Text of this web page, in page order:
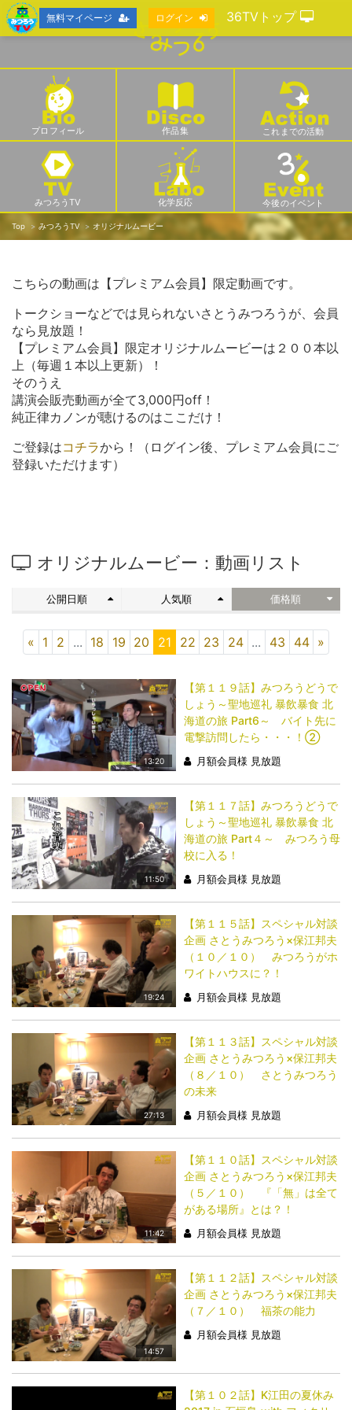
プロフィール 作品集 これまでの活動
みつろうTV 化学反応 今後のイベント
Top みつろうTV オリジナルムービー
こちらの動画は【プレミアム会員】限定動画です。
トークショーなどでは見られないさとうみつろうが、会員
なら見放題！
【プレミアム会員】限定オリジナルムービーは２００本以
上（毎週１本以上更新）！
そのうえ
講演会販売動画が全て3,000円off！
純正律カノンが聴けるのはここだけ！
ご登録はコチラから！（ログイン後、プレミアム会員にご
登録いただけます）
オリジナルムービー：動画リスト
公開日順 人気順 価格順
« 1 2 ... 18 19 20 21 22 23 24 ... 43 44 »
13:20
【第１１９話】みつろうどうで
しょう～聖地巡礼 暴飲暴食 北
海道の旅 Part6～ バイト先に
電撃訪問したら・・・！②
月額会員様 見放題
11:50
【第１１７話】みつろうどうで
しょう～聖地巡礼 暴飲暴食 北
海道の旅 Part４～ みつろう母
校に入る！
月額会員様 見放題
19:24
【第１１５話】スペシャル対談
企画 さとうみつろう×保江邦夫
（１０／１０） みつろうがホ
ワイトハウスに？！
月額会員様 見放題
27:13
【第１１３話】スペシャル対談
企画 さとうみつろう×保江邦夫
（８／１０） さとうみつろう
の未来
月額会員様 見放題
11:42
【第１１０話】スペシャル対談
企画 さとうみつろう×保江邦夫
（５／１０） 『「無」は全て
がある場所』とは？！
月額会員様 見放題
14:57
【第１１２話】スペシャル対談
企画 さとうみつろう×保江邦夫
（７／１０） 福茶の能力
月額会員様 見放題
【第１０２話】K江田の夏休み
無料マイページ ログイン 36TVトップ